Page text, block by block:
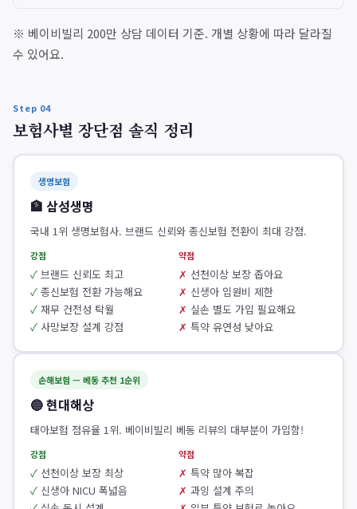
※ 베이비빌리 200만 상담 데이터 기준. 개별 상황에 따라 달라질
수 있어요.
Step 04
보험사별 장단점 솔직 정리
생명보험
🏦 삼성생명
국내 1위 생명보험사. 브랜드 신뢰와 종신보험 전환이 최대 강점.
강점
브랜드 신뢰도 최고
종신보험 전환 가능해요
재무 건전성 탁월
사망보장 설계 강점
약점
선천이상 보장 좁아요
신생아 입원비 제한
실손 별도 가입 필요해요
특약 유연성 낮아요
손해보험 — 베동 추천 1순위
🔵 현대해상
태아보험 점유율 1위. 베이비빌리 베동 리뷰의 대부분이 가입함!
강점
선천이상 보장 최상
신생아 NICU 폭넓음
약점
특약 많아 복잡
과잉 설계 주의